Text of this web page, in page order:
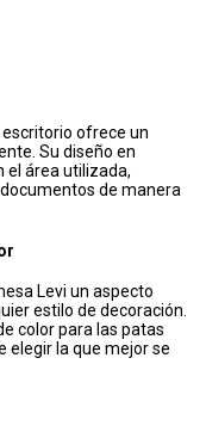
ofrece un
Su diseño en
el área utilizada,
de manera
Levi un aspecto
estilo de decoración.
color para las patas
elegir la que mejor se